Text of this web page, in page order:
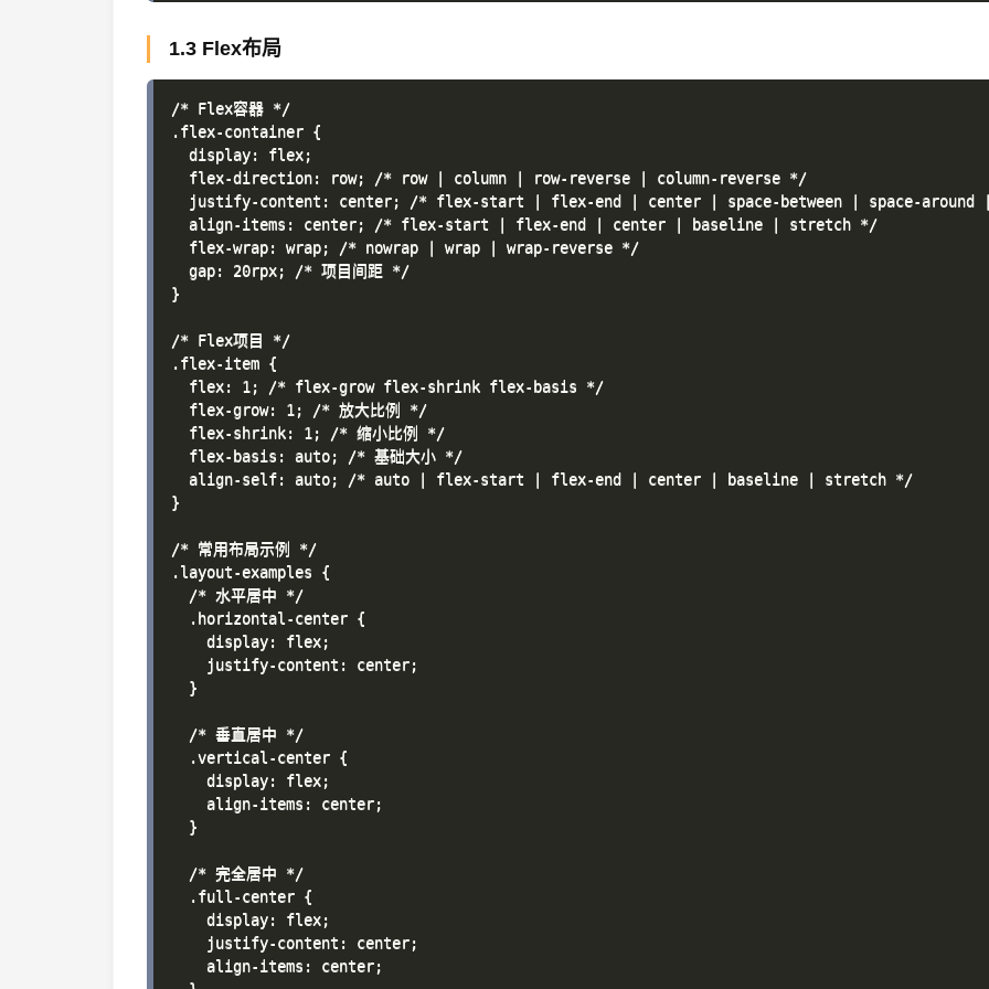
1.3 Flex布局
/* Flex容器 */
.flex-container {
  display: flex;
  flex-direction: row; /* row | column | row-reverse | column-reverse */
justify-content: center; /* flex-start | flex-end | center | space-between | space-around
  align-items: center; /* flex-start | flex-end | center | baseline | stretch */
  flex-wrap: wrap; /* nowrap | wrap | wrap-reverse */
  gap: 20rpx; /* 项目间距 */
}
/* Flex项目 */
.flex-item {
  flex: 1; /* flex-grow flex-shrink flex-basis */
  flex-grow: 1; /* 放大比例 */
  flex-shrink: 1; /* 缩小比例 */
  flex-basis: auto; /* 基础大小 */
  align-self: auto; /* auto | flex-start | flex-end | center | baseline | stretch */
}
/* 常用布局示例 */
.layout-examples {
  /* 水平居中 */
  .horizontal-center {
    display: flex;
    justify-content: center;
  }
  /* 垂直居中 */
  .vertical-center {
    display: flex;
    align-items: center;
  }
  /* 完全居中 */
  .full-center {
    display: flex;
    justify-content: center;
    align-items: center;